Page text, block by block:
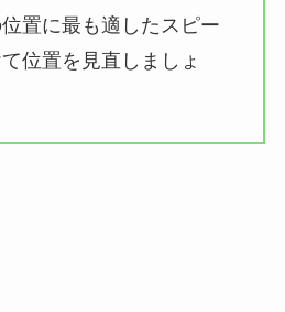
置に最も適したスピー
位置を見直しましょ